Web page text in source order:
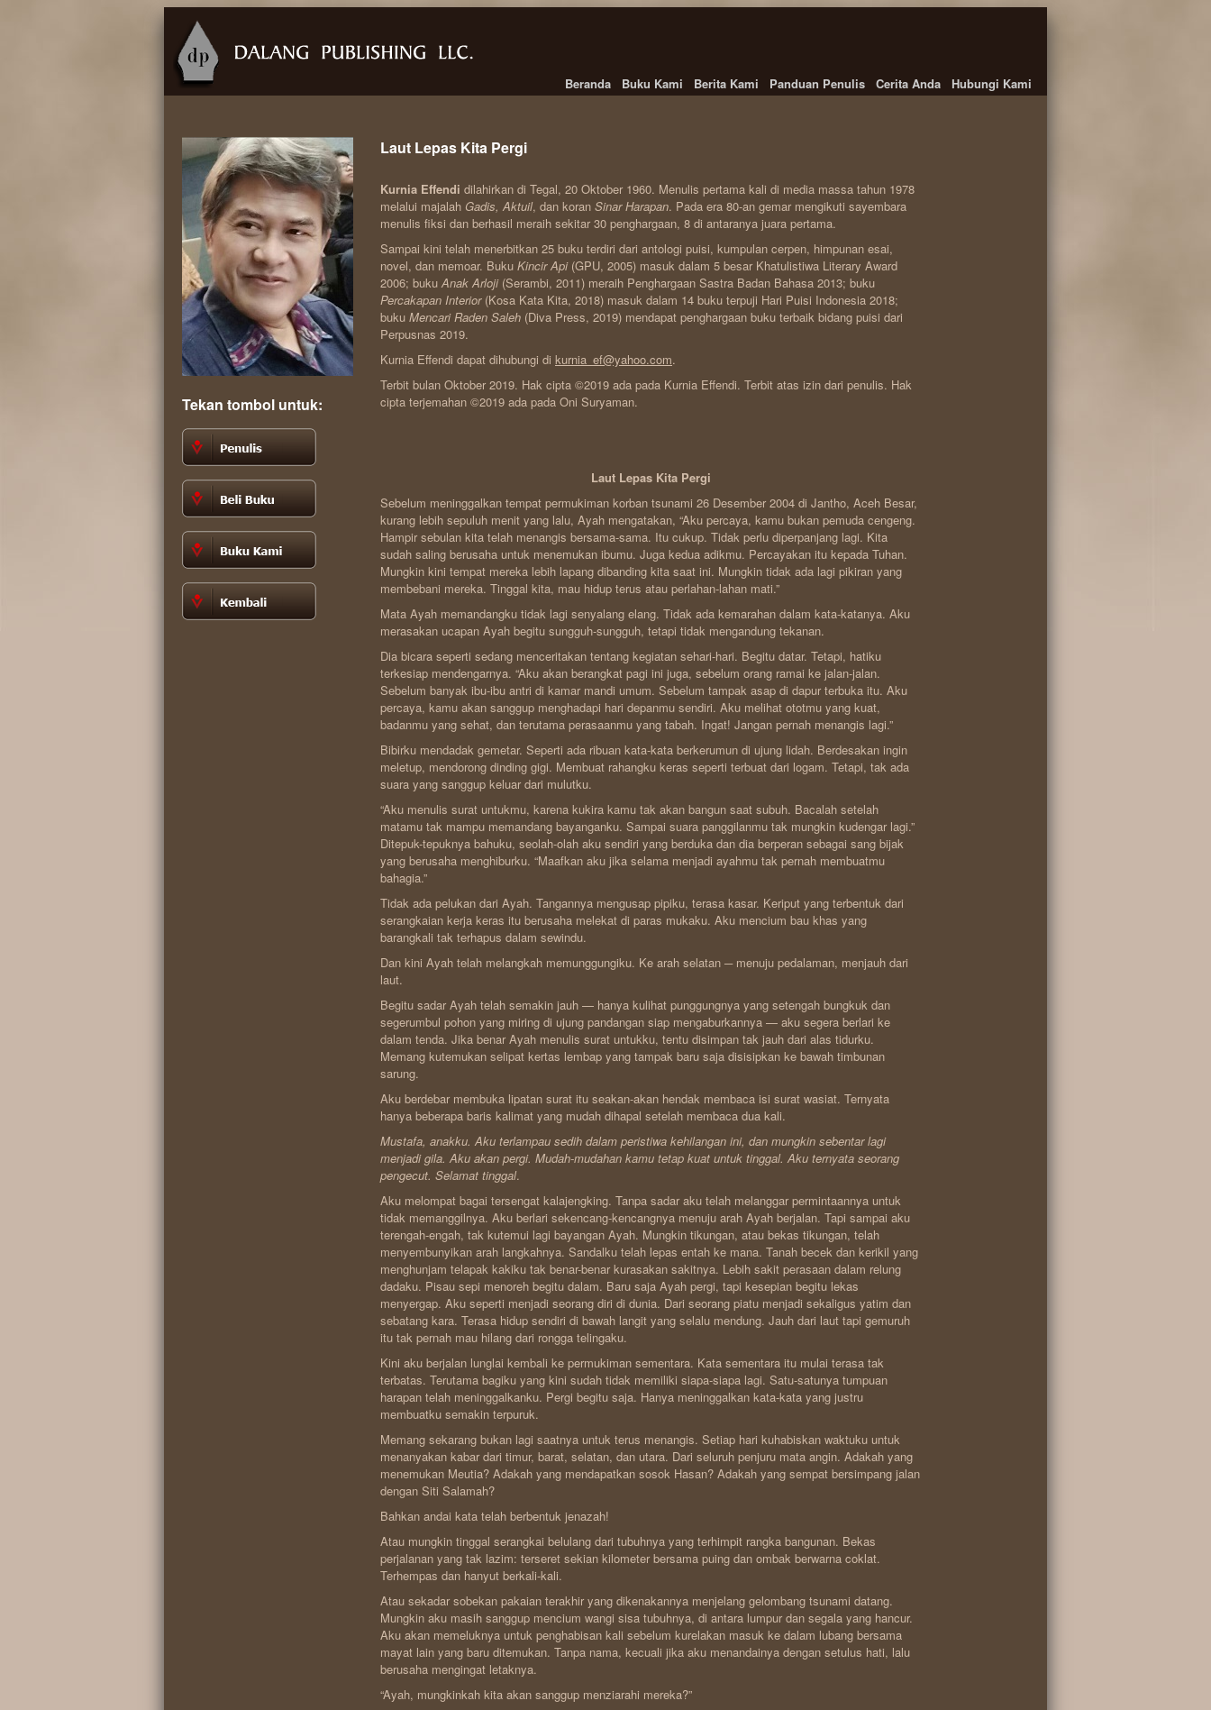
Beranda Buku Kami Berita Kami Panduan Penulis Cerita Anda Hubungi Kami
Tekan tombol untuk:
Laut Lepas Kita Pergi
Kurnia Effendi dilahirkan di Tegal, 20 Oktober 1960. Menulis pertama kali di media massa tahun 1978
melalui majalah Gadis, Aktuil, dan koran Sinar Harapan. Pada era 80-an gemar mengikuti sayembara
menulis fiksi dan berhasil meraih sekitar 30 penghargaan, 8 di antaranya juara pertama.
Sampai kini telah menerbitkan 25 buku terdiri dari antologi puisi, kumpulan cerpen, himpunan esai,
novel, dan memoar. Buku Kincir Api(GPU, 2005) masuk dalam 5 besar Khatulistiwa Literary Award
2006; buku Anak Arloji(Serambi, 2011) meraih Penghargaan Sastra Badan Bahasa 2013; buku
Percakapan Interior(Kosa Kata Kita, 2018) masuk dalam 14 buku terpuji Hari Puisi Indonesia 2018;
buku Mencari Raden Saleh (Diva Press, 2019) mendapat penghargaan buku terbaik bidang puisi dari
Perpusnas 2019.
Kurnia Effendi dapat dihubungi di kurnia_ef@yahoo.com.
Terbit bulan Oktober 2019. Hak cipta ©2019 ada pada Kurnia Effendi. Terbit atas izin dari penulis. Hak
cipta terjemahan ©2019 ada pada Oni Suryaman.
Laut Lepas Kita Pergi
Sebelum meninggalkan tempat permukiman korban tsunami 26 Desember 2004 di Jantho, Aceh Besar,
kurang lebih sepuluh menit yang lalu, Ayah mengatakan, “Aku percaya, kamu bukan pemuda cengeng.
Hampir sebulan kita telah menangis bersama-sama. Itu cukup. Tidak perlu diperpanjang lagi. Kita
sudah saling berusaha untuk menemukan ibumu. Juga kedua adikmu. Percayakan itu kepada Tuhan.
Mungkin kini tempat mereka lebih lapang dibanding kita saat ini. Mungkin tidak ada lagi pikiran yang
membebani mereka. Tinggal kita, mau hidup terus atau perlahan-lahan mati.”
Mata Ayah memandangku tidak lagi senyalang elang. Tidak ada kemarahan dalam kata-katanya. Aku
merasakan ucapan Ayah begitu sungguh-sungguh, tetapi tidak mengandung tekanan.
Dia bicara seperti sedang menceritakan tentang kegiatan sehari-hari. Begitu datar. Tetapi, hatiku
terkesiap mendengarnya. “Aku akan berangkat pagi ini juga, sebelum orang ramai ke jalan-jalan.
Sebelum banyak ibu-ibu antri di kamar mandi umum. Sebelum tampak asap di dapur terbuka itu. Aku
percaya, kamu akan sanggup menghadapi hari depanmu sendiri. Aku melihat ototmu yang kuat,
badanmu yang sehat, dan terutama perasaanmu yang tabah. Ingat! Jangan pernah menangis lagi.”
Bibirku mendadak gemetar. Seperti ada ribuan kata-kata berkerumun di ujung lidah. Berdesakan ingin
meletup, mendorong dinding gigi. Membuat rahangku keras seperti terbuat dari logam. Tetapi, tak ada
suara yang sanggup keluar dari mulutku.
“Aku menulis surat untukmu, karena kukira kamu tak akan bangun saat subuh. Bacalah setelah
matamu tak mampu memandang bayanganku. Sampai suara panggilanmu tak mungkin kudengar lagi.”
Ditepuk-tepuknya bahuku, seolah-olah aku sendiri yang berduka dan dia berperan sebagai sang bijak
yang berusaha menghiburku. “Maafkan aku jika selama menjadi ayahmu tak pernah membuatmu
bahagia.”
Tidak ada pelukan dari Ayah. Tangannya mengusap pipiku, terasa kasar. Keriput yang terbentuk dari
serangkaian kerja keras itu berusaha melekat di paras mukaku. Aku mencium bau khas yang
barangkali tak terhapus dalam sewindu.
Dan kini Ayah telah melangkah memunggungiku. Ke arah selatan ─ menuju pedalaman, menjauh dari
laut.
Begitu sadar Ayah telah semakin jauh — hanya kulihat punggungnya yang setengah bungkuk dan
segerumbul pohon yang miring di ujung pandangan siap mengaburkannya — aku segera berlari ke
dalam tenda. Jika benar Ayah menulis surat untukku, tentu disimpan tak jauh dari alas tidurku.
Memang kutemukan selipat kertas lembap yang tampak baru saja disisipkan ke bawah timbunan
sarung.
Aku berdebar membuka lipatan surat itu seakan-akan hendak membaca isi surat wasiat. Ternyata
hanya beberapa baris kalimat yang mudah dihapal setelah membaca dua kali.
Mustafa, anakku. Aku terlampau sedih dalam peristiwa kehilangan ini, dan mungkin sebentar lagi
menjadi gila. Aku akan pergi. Mudah-mudahan kamu tetap kuat untuk tinggal. Aku ternyata seorang
pengecut. Selamat tinggal.
Aku melompat bagai tersengat kalajengking. Tanpa sadar aku telah melanggar permintaannya untuk
tidak memanggilnya. Aku berlari sekencang-kencangnya menuju arah Ayah berjalan. Tapi sampai aku
terengah-engah, tak kutemui lagi bayangan Ayah. Mungkin tikungan, atau bekas tikungan, telah
menyembunyikan arah langkahnya. Sandalku telah lepas entah ke mana. Tanah becek dan kerikil yang
menghunjam telapak kakiku tak benar-benar kurasakan sakitnya. Lebih sakit perasaan dalam relung
dadaku. Pisau sepi menoreh begitu dalam. Baru saja Ayah pergi, tapi kesepian begitu lekas
menyergap. Aku seperti menjadi seorang diri di dunia. Dari seorang piatu menjadi sekaligus yatim dan
sebatang kara. Terasa hidup sendiri di bawah langit yang selalu mendung. Jauh dari laut tapi gemuruh
itu tak pernah mau hilang dari rongga telingaku.
Kini aku berjalan lunglai kembali ke permukiman sementara. Kata sementara itu mulai terasa tak
terbatas. Terutama bagiku yang kini sudah tidak memiliki siapa-siapa lagi. Satu-satunya tumpuan
harapan telah meninggalkanku. Pergi begitu saja. Hanya meninggalkan kata-kata yang justru
membuatku semakin terpuruk.
Memang sekarang bukan lagi saatnya untuk terus menangis. Setiap hari kuhabiskan waktuku untuk
menanyakan kabar dari timur, barat, selatan, dan utara. Dari seluruh penjuru mata angin. Adakah yang
menemukan Meutia? Adakah yang mendapatkan sosok Hasan? Adakah yang sempat bersimpang jalan
dengan Siti Salamah?
Bahkan andai kata telah berbentuk jenazah!
Atau mungkin tinggal serangkai belulang dari tubuhnya yang terhimpit rangka bangunan. Bekas
perjalanan yang tak lazim: terseret sekian kilometer bersama puing dan ombak berwarna coklat.
Terhempas dan hanyut berkali-kali.
Atau sekadar sobekan pakaian terakhir yang dikenakannya menjelang gelombang tsunami datang.
Mungkin aku masih sanggup mencium wangi sisa tubuhnya, di antara lumpur dan segala yang hancur.
Aku akan memeluknya untuk penghabisan kali sebelum kurelakan masuk ke dalam lubang bersama
mayat lain yang baru ditemukan. Tanpa nama, kecuali jika aku menandainya dengan setulus hati, lalu
berusaha mengingat letaknya.
“Ayah, mungkinkah kita akan sanggup menziarahi mereka?”